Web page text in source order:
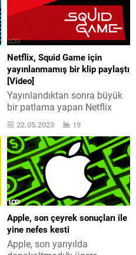
Netflix, Squid Game için
yayınlanmamış bir klip paylaştı
[Video]
Yayınlandıktan sonra büyük
bir patlama yapan Netflix
dizisi Squid Game için bugün
sürpriz bir içerik paylaşımı
yapıldı. Squid Game, Netflix
’in en çok izlenen ve ses
getiren içerikleri arasında yer
alıyor. Hwang Dong-hyuk‘un
bütün 12 senelik bilave
edişinin ardından yayına
giren dizinin, kesin olarak
ikinci sezonu da
yayınlanacak. Henüz ikinci...
22.05.2023 19
Apple, son çeyrek sonuçları ile
yine nefes kesti
Apple, son yarıyılda